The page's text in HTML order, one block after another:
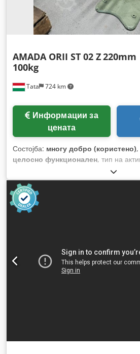
Tata 724 km
AMADA ORII ST 02 Z220mm
100kg
цената
Состојба: многу добро (користено)
целосно функционален, тип на
внатрешен пречник на калемот:
дијаметар на калемот:800 мм,
ширина на намотката: